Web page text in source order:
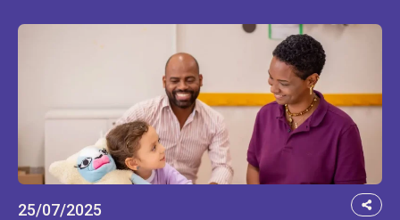
25/07/2025